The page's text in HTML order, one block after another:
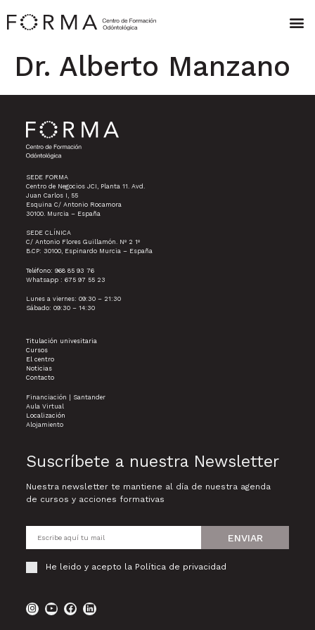
Dr. Alberto Manzano
SEDE FORMA
Centro de Negocios JCI, Planta 11. Avd.
Juan Carlos I, 55
Esquina C/ Antonio Rocamora
30100. Murcia – España
SEDE CLÍNICA
C/ Antonio Flores Guillamón. Nº 2 1º
B.CP: 30100, Espinardo Murcia – España
Teléfono: 968 85 93 76
Whatsapp : 675 97 55 23
Lunes a viernes: 09:30 – 21:30
Sábado: 09:30 – 14:30
Titulación univesitaria
Cursos
El centro
Noticias
Contacto
Financiación | Santander
Aula Virtual
Localización
Alojamiento
Suscríbete a nuestra Newsletter
Nuestra newsletter te mantiene al día de nuestra agenda
de cursos y acciones formativas
He leido y acepto la Política de privacidad
ENVIAR